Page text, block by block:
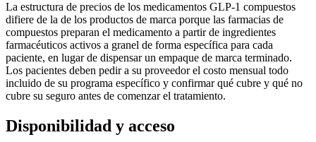
La estructura de precios de los medicamentos GLP-1 compuestos
difiere de la de los productos de marca porque las farmacias de
compuestos preparan el medicamento a partir de ingredientes
farmacéuticos activos a granel de forma específica para cada
paciente, en lugar de dispensar un empaque de marca terminado.
Los pacientes deben pedir a su proveedor el costo mensual todo
incluido de su programa específico y confirmar qué cubre y qué no
cubre su seguro antes de comenzar el tratamiento.
Disponibilidad y acceso